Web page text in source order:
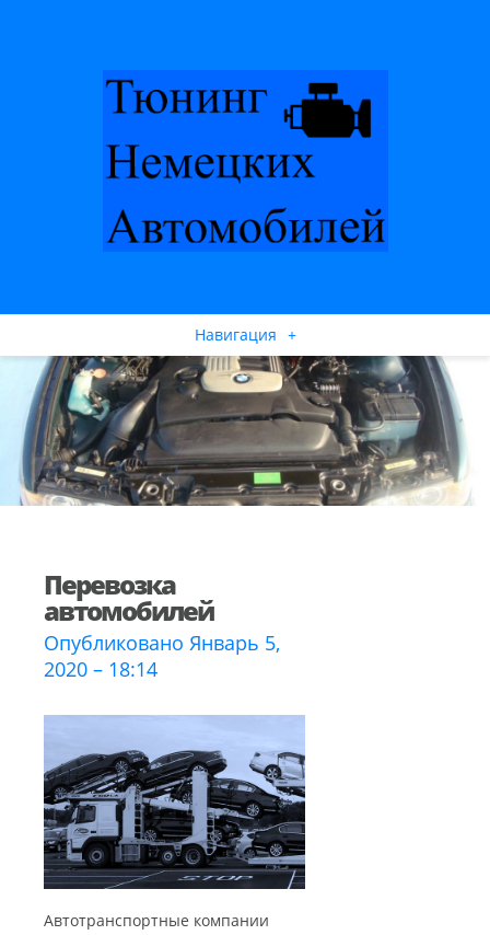
Навигация +
Перевозка
автомобилей
Опубликовано Январь 5,
2020 – 18:14
Автотранспортные компании